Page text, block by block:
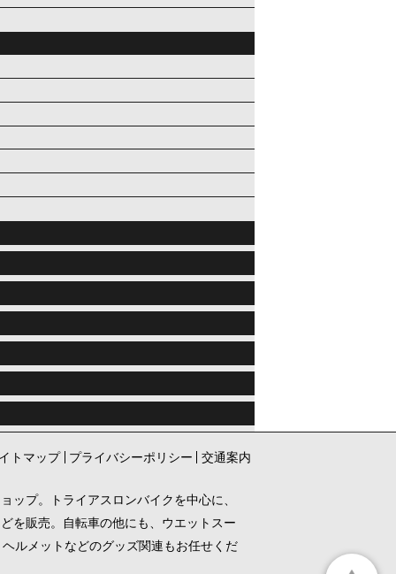
トマップ プライバシーポリシー 交通案内
ップ。トライアスロンバイクを中心に、
を販売。自転車の他にも、ウエットスー
ルメットなどのグッズ関連もお任せくだ